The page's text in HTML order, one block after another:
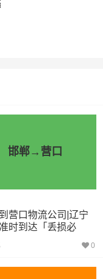
4.2×2.4×2.5
5.2×2.4×2.6
6.8×2.4×2.8
7.6×2.4×2.8
9.6×2.4×2.5
邯郸→营口
营口物流公司|辽宁
时到达「丢损必
0